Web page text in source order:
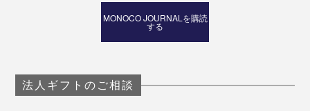
MONOCO JOURNALを購読
する
法人ギフトのご相談